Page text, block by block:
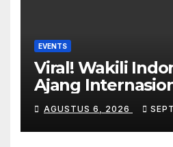
EVENTS
Viral! Wakili
Ajang
Asal Bekasi Raih
Distinction Award
Malaysia
AGUSTUS 6, 2026